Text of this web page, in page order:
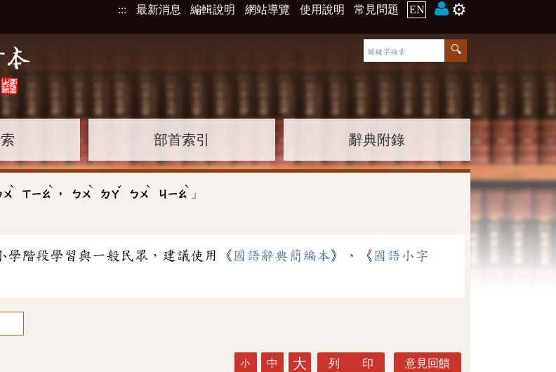
::: 最新消息 編輯說明 網站導覽 使用說明 常見問題 EN ⚙️
部首索引 辭典附錄
ㄨ
ˋ
ㄒㄧㄠ
ˋ
， ㄅㄨ
ˋ
ㄉㄚ
ˇ
ㄅㄨ
ˋ
ㄐㄧㄠ
ˋ
」
學階段學習與一般民眾，建議使用《 國語辭典簡編本》、《 國語小字
小 中 大 列 印 意見回饋